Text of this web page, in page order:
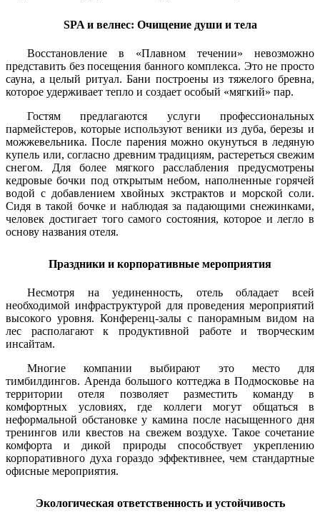
SPA и велнес: Очищение души и тела
Восстановление в «Плавном течении» невозможно
представить без посещения банного комплекса. Это не просто
сауна, а целый ритуал. Бани построены из тяжелого бревна,
которое удерживает тепло и создает особый «мягкий» пар.
Гостям предлагаются услуги профессиональных
пармейстеров, которые используют веники из дуба, березы и
можжевельника. После парения можно окунуться в ледяную
купель или, согласно древним традициям, растереться свежим
снегом. Для более мягкого расслабления предусмотрены
кедровые бочки под открытым небом, наполненные горячей
водой с добавлением хвойных экстрактов и морской соли.
Сидя в такой бочке и наблюдая за падающими снежинками,
человек достигает того самого состояния, которое и легло в
основу названия отеля.
Праздники и корпоративные мероприятия
Несмотря на уединенность, отель обладает всей
необходимой инфраструктурой для проведения мероприятий
высокого уровня. Конференц-залы с панорамным видом на
лес располагают к продуктивной работе и творческим
инсайтам.
Многие компании выбирают это место для
тимбилдингов. Аренда большого коттеджа в Подмосковье на
территории отеля позволяет разместить команду в
комфортных условиях, где коллеги могут общаться в
неформальной обстановке у камина после насыщенного дня
тренингов или квестов на свежем воздухе. Такое сочетание
комфорта и дикой природы способствует укреплению
корпоративного духа гораздо эффективнее, чем стандартные
офисные мероприятия.
Экологическая ответственность и устойчивость